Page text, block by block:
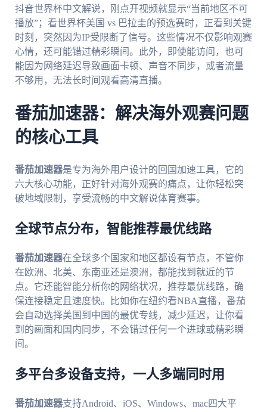
抖音世界杯中文解说，刚点开视频就显示“当前地区不可
播放”；看世界杯美国 vs 巴拉圭的预选赛时，正看到关键
时刻，突然因为IP受限断了信号。这些情况不仅影响观赛
心情，还可能错过精彩瞬间。此外，即使能访问，也可
能因为网络延迟导致画面卡顿、声音不同步，或者流量
不够用，无法长时间观看高清直播。
番茄加速器：解决海外观赛问题
的核心工具
番茄加速器是专为海外用户设计的回国加速工具，它的
六大核心功能，正好针对海外观赛的痛点，让你轻松突
破地域限制，享受流畅的中文解说体育赛事。
全球节点分布，智能推荐最优线路
番茄加速器在全球多个国家和地区都设有节点，不管你
在欧洲、北美、东南亚还是澳洲，都能找到就近的节
点。它还能智能分析你的网络状况，推荐最优线路，确
保连接稳定且速度快。比如你在纽约看NBA直播，番茄
会自动选择美国到中国的最优专线，减少延迟，让你看
到的画面和国内同步，不会错过任何一个进球或精彩瞬
间。
多平台多设备支持，一人多端同时用
番茄加速器支持Android、iOS、Windows、mac四大平